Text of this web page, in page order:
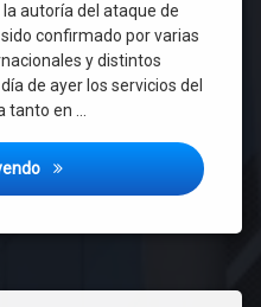
la autoría del ataque de
confirmado por varias
y distintos
de ayer los servicios del
tanto en …
Ciberataque al Banco